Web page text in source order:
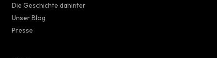
Die Geschichte dahinter
Unser Blog
Presse